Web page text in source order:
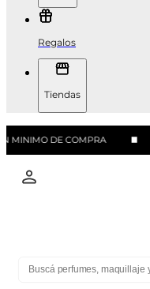
Regalos
Tiendas
MINIMO DE COMPRA